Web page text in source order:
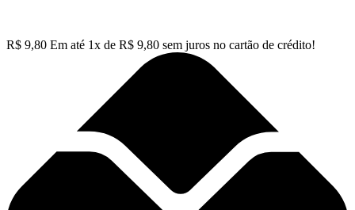
R$ 9,80 Em até 1x de R$ 9,80 sem juros no cartão de crédito!